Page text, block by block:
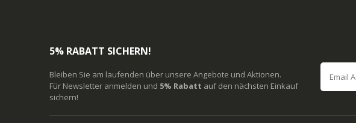
5% RABATT SICHERN!
Bleiben Sie am laufenden über unsere Angebote und Aktionen.
Für Newsletter anmelden und 5% Rabatt auf den nächsten Einkauf
sichern!